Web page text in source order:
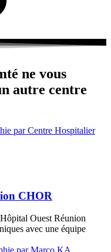
ne vous
autre centre
CHOR
Ouest Réunion
avec une équipe